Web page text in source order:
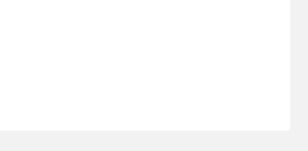
i śliwkowych. Dodatkowo
dzięki czemu
miodu. Oferujemy również